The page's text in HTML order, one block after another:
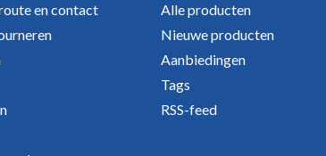
en contact
Alle producten
Nieuwe producten
Aanbiedingen
Tags
RSS-feed